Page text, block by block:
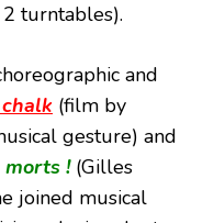
turntables).
and
(film by
gesture) and
morts ! (Gilles
joined musical